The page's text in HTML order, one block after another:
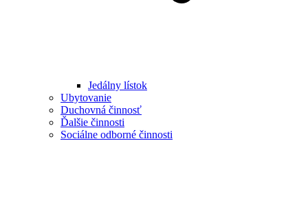
Jedálny lístok
Ubytovanie
Duchovná činnosť
Ďalšie činnosti
Sociálne odborné činnosti